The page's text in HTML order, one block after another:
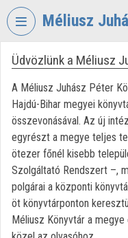
Fejléc kihagyása
Méliusz
VIDEO TORIUM
MÉLIUSZ
JUHÁSZ
PÉTER
KÖNYVTÁR
Intézményi kezdőlap
Bejelentkezés
Intézményi felfedezés
Üdvözlünk a Méliusz
A Méliusz Juhász Péter
Hajdú-Bihar megyei
összevonásával. Az új
egyrészt a megye teljes
ötezer főnél kisebb
Szolgáltató Rendszert –,
polgárai a központi
öt könyvtárponton
Méliusz Könyvtár a